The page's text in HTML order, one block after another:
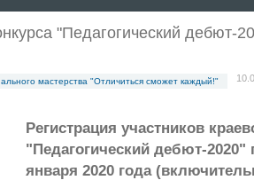
"Педагогический дебют-
мастерства "Отличиться сможет каждый!"
Регистрация участников
"Педагогический дебют-2020"
января 2020 года